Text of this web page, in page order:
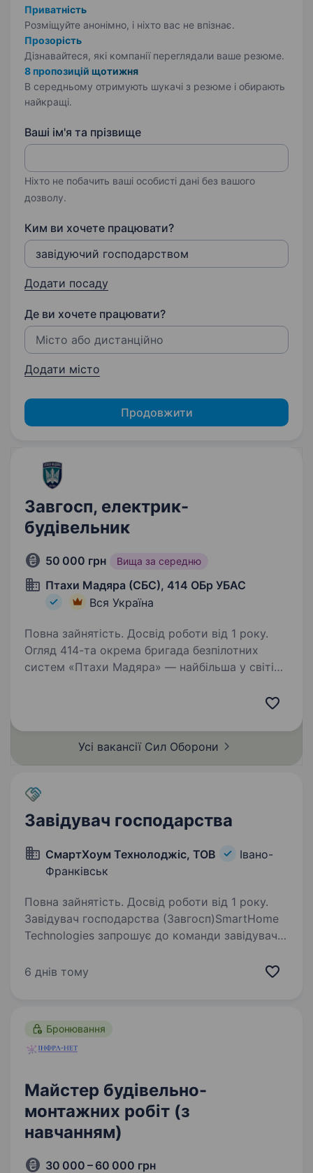
Приватність
Розміщуйте анонімно, і ніхто вас не впізнає.
Прозорість
Дізнавайтеся, які компанії переглядали ваше резюме.
8 пропозицій щотижня
В середньому отримують шукачі з резюме і обирають
найкращі.
Ваші ім'я та прізвище
Ніхто не побачить ваші особисті дані без вашого
дозволу.
Ким ви хочете працювати?
Додати посаду
Де ви хочете працювати?
Додати місто
Продовжити
Завгосп, електрик-
будівельник
50 000 грн Вища за середню
Птахи Мадяра (СБС), 414 ОБр УБАС
Вся Україна
Повна зайнятість. Досвід роботи від 1 року.
Огляд 414-та окрема бригада безпілотних
систем «Птахи Мадяра» — найбільша у світі
позиції, бази…
Усі вакансії Сил Оборони
Завідувач господарства
СмартХоум Технолоджіс, ТОВ
Івано-
Франківськ
Повна зайнятість. Досвід роботи від 1 року.
Завідувач господарства (Завгосп)SmartHome
Technologies запрошує до команди завідувача
за належний стан виробничих та офісних
6 днів тому
Бронювання
Майстер будівельно-
монтажних робіт (з
навчанням)
30 000 – 60 000 грн